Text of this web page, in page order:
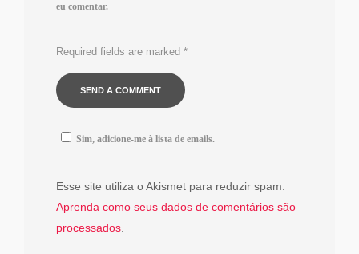
eu comentar.
Required fields are marked *
Sim, adicione-me à lista de emails.
Esse site utiliza o Akismet para reduzir spam.
Aprenda como seus dados de comentários são
processados.